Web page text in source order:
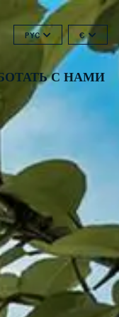
PYC €
С НАМИ